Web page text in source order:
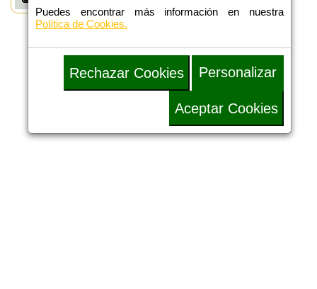
Puedes encontrar más información en nuestra
Política de Cookies.
Rechazar Cookies Personalizar
Aceptar Cookies